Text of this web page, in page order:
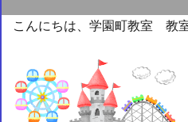
こんにちは、学園町教室 教